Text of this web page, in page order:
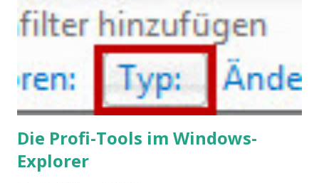
Die Profi-Tools im Windows-
Explorer